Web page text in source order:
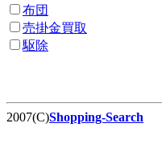
布団
売掛金買取
駆除
2007(C)Shopping-Search